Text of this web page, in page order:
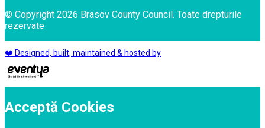
© Copyright 2026 Brasov County Council. Toate drepturile
rezervate
❤️ Designed, built, maintained & hosted by
Acceptă Cookies